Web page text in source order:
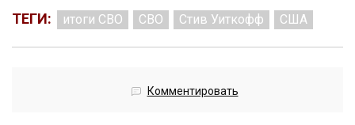
ТЕГИ: итоги СВО СВО Стив Уиткофф США
Комментировать